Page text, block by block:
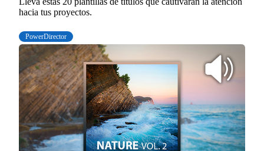
hacia tus proyectos.
PowerDirector